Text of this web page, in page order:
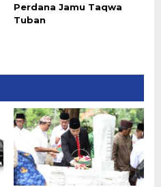
Perdana Jamu Taqwa
Tuban